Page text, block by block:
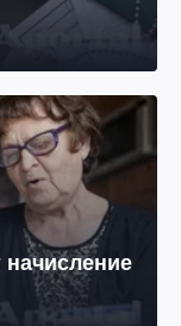
начисление